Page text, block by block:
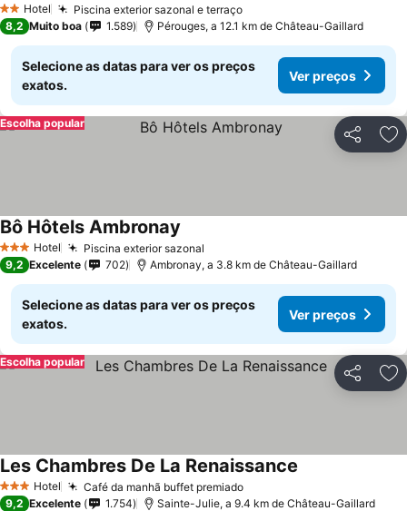
2 Estrelas
Hotel Piscina exterior sazonal e terraço
8,2 Muito boa 1.589 Pérouges, a 12.1 km de Château-Gaillard
Selecione as datas para ver os preços
exatos.
Ver preços
Partilhar
Escolha popular
3 EstrelasHotel Piscina exterior sazonal
Bô Hôtels Ambronay
9,2 Excelente 702 Ambronay, a 3.8 km de Château-Gaillard
Selecione as datas para ver os preços
exatos.
Ver preços
Partilhar
Escolha popular
3 EstrelasHotel Café da manhã buffet premiado
Les Chambres De La Renaissance
9,2 Excelente 1.754 Sainte-Julie, a 9.4 km de Château-Gaillard